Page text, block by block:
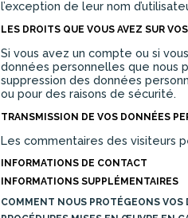
l’exception de leur nom
LES DROITS QUE VOUS AVEZ SUR
Si vous avez un compte ou si
données personnelles que nous
suppression des données
ou pour des raisons de sécurité.
TRANSMISSION DE VOS DONNÉES
Les commentaires des visiteurs
INFORMATIONS DE CONTACT
INFORMATIONS SUPPLÉMENTAIRES
COMMENT NOUS PROTÉGEONS VOS